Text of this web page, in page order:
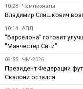
10:28 Чемпионаты
Владимир Слишкович
10:14 АПЛ
"Барселона" готовит
"Манчестер Сити"
09:55 ЧМ-2026
Президент Федерации
Скалони остался